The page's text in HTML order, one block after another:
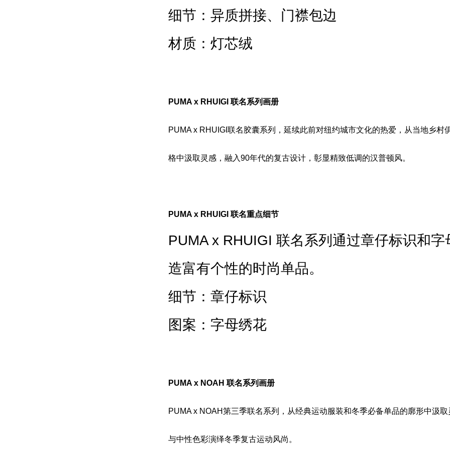
细节：异质拼接、门襟包边
材质：灯芯绒
PUMA x RHUIGI 联名系列画册
PUMA x RHUIGI联名胶囊系列，延续此前对纽约城市文化的热爱，从当地乡村
格中汲取灵感，融入90年代的复古设计，彰显精致低调的汉普顿风。
PUMA x RHUIGI 联名重点细节
PUMA x RHUIGI 联名系列通过章仔标识和字
造富有个性的时尚单品。
细节：章仔标识
图案：字母绣花
PUMA x NOAH 联名系列画册
PUMA x NOAH第三季联名系列，从经典运动服装和冬季必备单品的廓形中汲
与中性色彩演绎冬季复古运动风尚。